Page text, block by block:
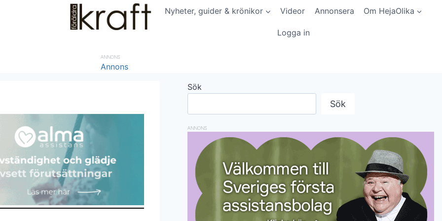
Nyheter, guider & krönikor Videor Annonsera Om HejaOlika
Logga in
ANNONS
Sök
Sök
ANNONS